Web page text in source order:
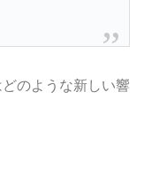
のような新しい響